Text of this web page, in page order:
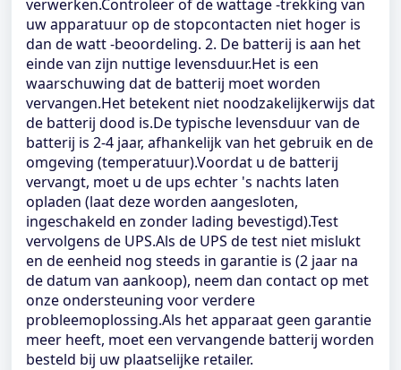
verwerken.Controleer of de wattage -trekking van
uw apparatuur op de stopcontacten niet hoger is
dan de watt -beoordeling. 2. De batterij is aan het
einde van zijn nuttige levensduur.Het is een
waarschuwing dat de batterij moet worden
vervangen.Het betekent niet noodzakelijkerwijs dat
de batterij dood is.De typische levensduur van de
batterij is 2-4 jaar, afhankelijk van het gebruik en de
omgeving (temperatuur).Voordat u de batterij
vervangt, moet u de ups echter 's nachts laten
opladen (laat deze worden aangesloten,
ingeschakeld en zonder lading bevestigd).Test
vervolgens de UPS.Als de UPS de test niet mislukt
en de eenheid nog steeds in garantie is (2 jaar na
de datum van aankoop), neem dan contact op met
onze ondersteuning voor verdere
probleemoplossing.Als het apparaat geen garantie
meer heeft, moet een vervangende batterij worden
besteld bij uw plaatselijke retailer.